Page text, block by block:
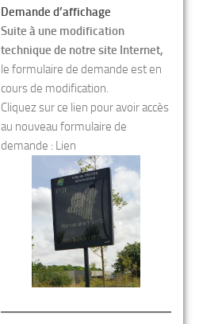
Demande d’affichage
Suite à une modification
technique de notre site Internet,
le formulaire de demande est en
cours de modification.
Cliquez sur ce lien pour avoir accès
au nouveau formulaire de
demande : Lien